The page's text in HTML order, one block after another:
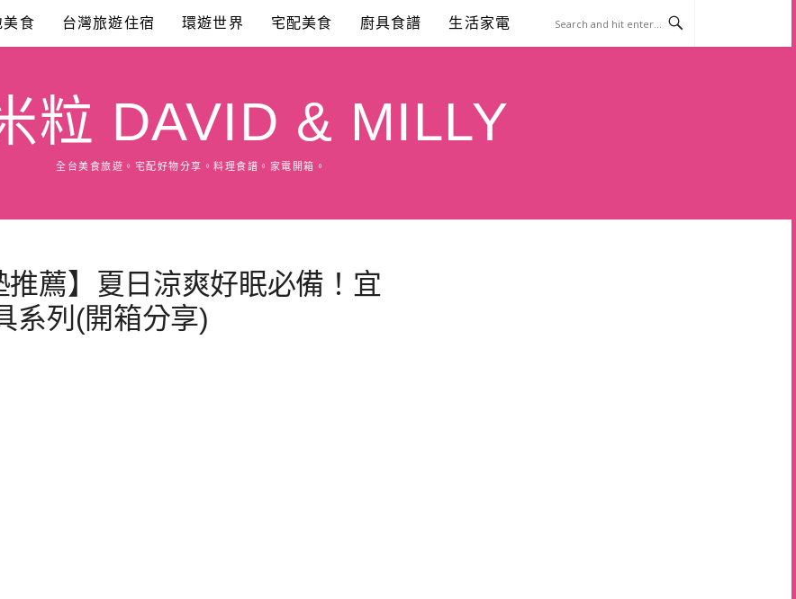
美食 台灣旅遊住宿 環遊世界 宅配美食 廚具食譜 生活家電
粒 DAVID & MILLY
全台美食旅遊。宅配好物分享。料理食譜。家電開箱。
薦】夏日涼爽好眠必備！宜
系列(開箱分享)